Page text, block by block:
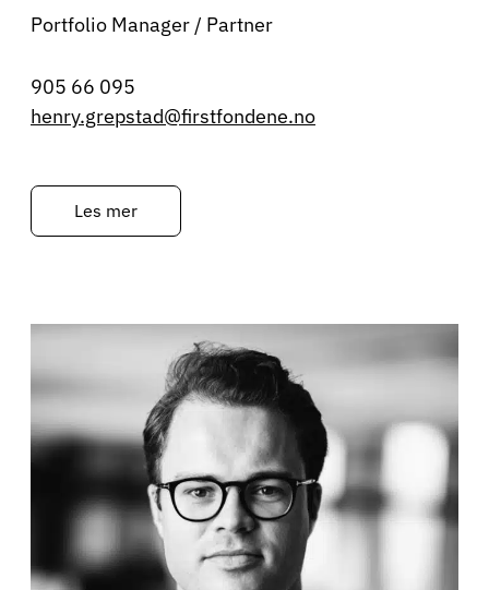
Portfolio Manager / Partner
905 66 095
henry.grepstad@firstfondene.no
Les mer